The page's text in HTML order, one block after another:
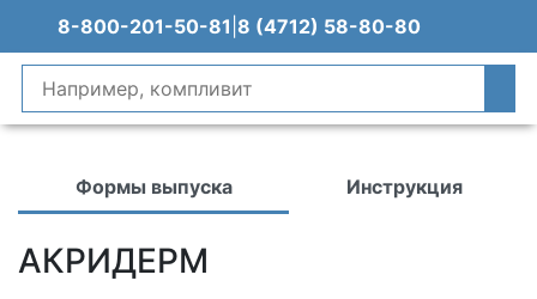
8-800-201-50-81 8 (4712) 58-80-80
Формы выпуска Инструкция
АКРИДЕРМ